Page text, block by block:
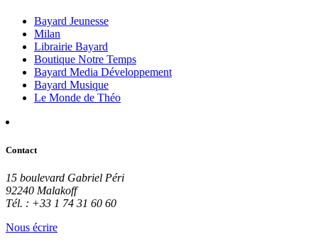
Bayard Jeunesse
Milan
Librairie Bayard
Boutique Notre Temps
Bayard Media Développement
Bayard Musique
Le Monde de Théo
Contact
15 boulevard Gabriel Péri
92240 Malakoff
Tél. : +33 1 74 31 60 60
Nous écrire